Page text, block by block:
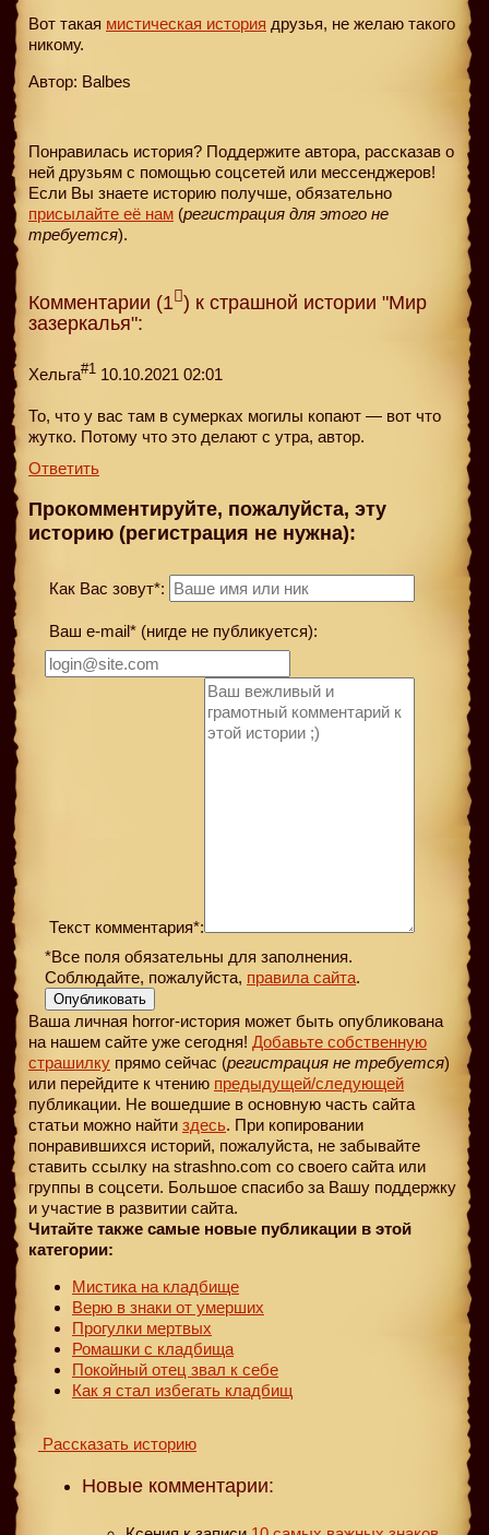
Вот такая мистическая история друзья, не желаю такого
никому.
Автор: Balbes
Понравилась история? Поддержите автора, рассказав о
ней друзьям с помощью соцсетей или мессенджеров!
Если Вы знаете историю получше, обязательно
присылайте её нам (регистрация для этого не
требуется).
Комментарии (1 ) к страшной истории "Мир
зазеркалья":
Хельга#1 10.10.2021 02:01
То, что у вас там в сумерках могилы копают — вот что
жутко. Потому что это делают с утра, автор.
Ответить
Прокомментируйте, пожалуйста, эту
историю (регистрация не нужна):
Как Вас зовут*:
Ваш e-mail* (нигде не публикуется):
Текст комментария*:
*Все поля обязательны для заполнения.
Соблюдайте, пожалуйста, правила сайта.
Опубликовать
Ваша личная horror-история может быть опубликована
на нашем сайте уже сегодня! Добавьте собственную
страшилку прямо сейчас (регистрация не требуется)
или перейдите к чтению предыдущей/следующей
публикации. Не вошедшие в основную часть сайта
статьи можно найти здесь. При копировании
понравившихся историй, пожалуйста, не забывайте
ставить ссылку на strashno.com со своего сайта или
группы в соцсети. Большое спасибо за Вашу поддержку
и участие в развитии сайта.
Читайте также самые новые публикации в этой
категории:
Мистика на кладбище
Верю в знаки от умерших
Прогулки мертвых
Ромашки с кладбища
Покойный отец звал к себе
Как я стал избегать кладбищ
Рассказать историю
Новые комментарии: